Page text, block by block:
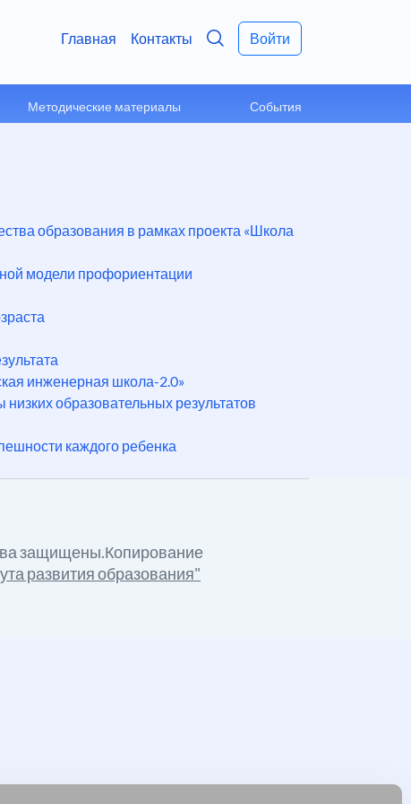
Главная
Методические материалы События
Контакты Войти
образования в рамках проекта «Школа
модели профориентации
инженерная школа-2.0»
образовательных результатов
каждого ребенка
защищены.Копирование
развития образования"